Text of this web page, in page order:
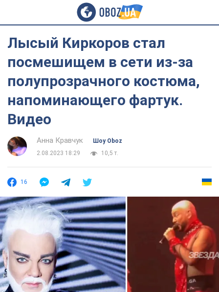
Лысый Киркоров стал
посмешищем в сети из-за
полупрозрачного костюма,
напоминающего фартук.
Видео
Анна Кравчук
Шоу Oboz
2.08.2023 18:29
10,5 т.
16